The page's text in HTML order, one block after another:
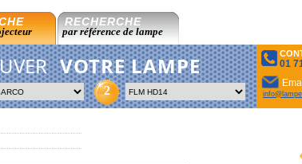
RECHERCHE
par référence de lampe
VOTRE LAMPE
2
01